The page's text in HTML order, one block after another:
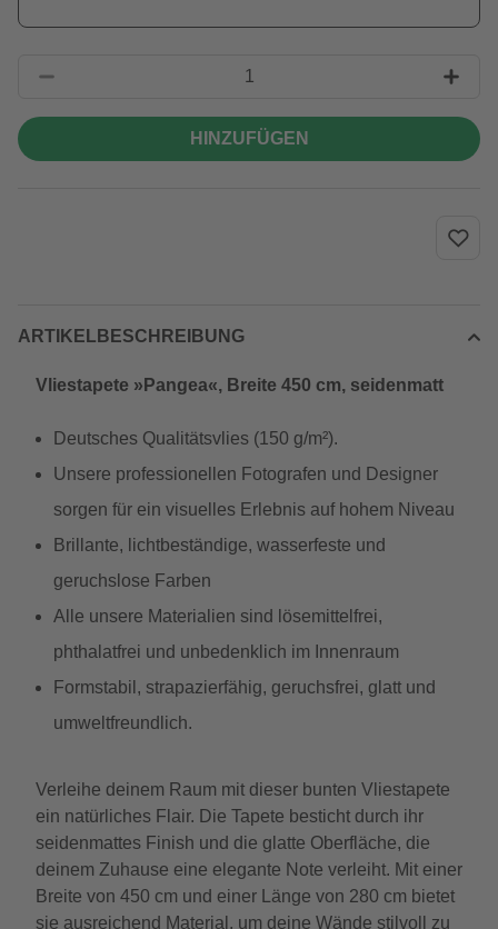
HINZUFÜGEN
ARTIKELBESCHREIBUNG
Vliestapete »Pangea«, Breite 450 cm, seidenmatt
Deutsches Qualitätsvlies (150 g/m²).
Unsere professionellen Fotografen und Designer
sorgen für ein visuelles Erlebnis auf hohem Niveau
Brillante, lichtbeständige, wasserfeste und
geruchslose Farben
Alle unsere Materialien sind lösemittelfrei,
phthalatfrei und unbedenklich im Innenraum
Formstabil, strapazierfähig, geruchsfrei, glatt und
umweltfreundlich.
Verleihe deinem Raum mit dieser bunten Vliestapete
ein natürliches Flair. Die Tapete besticht durch ihr
seidenmattes Finish und die glatte Oberfläche, die
deinem Zuhause eine elegante Note verleiht. Mit einer
Breite von 450 cm und einer Länge von 280 cm bietet
sie ausreichend Material, um deine Wände stilvoll zu